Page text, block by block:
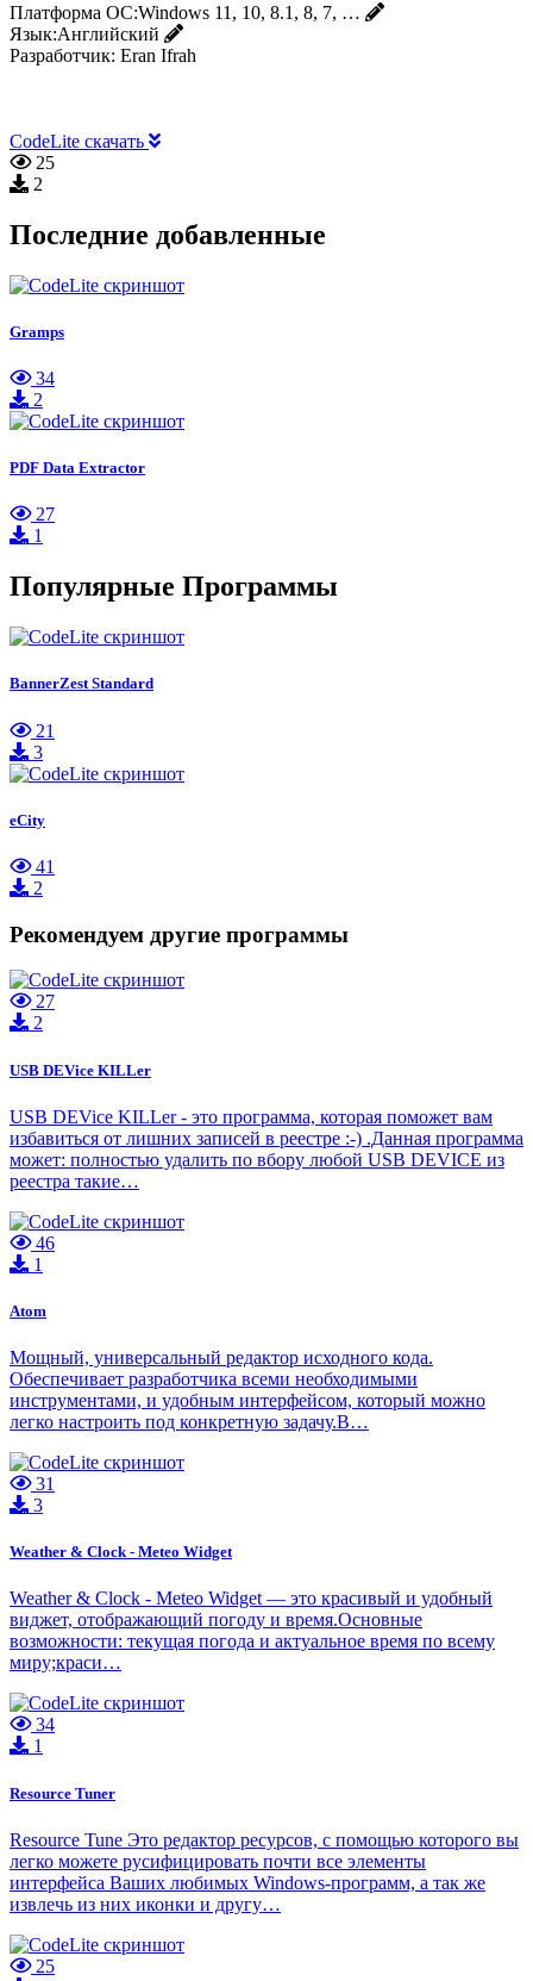
Платформа ОС:Windows 11, 10, 8.1, 8, 7, …
Язык:Английский
Разработчик: Eran Ifrah
CodeLite скачать
25
2
Последние добавленные
Gramps
34
2
PDF Data Extractor
27
1
Популярные Программы
BannerZest Standard
21
3
eCity
41
2
Рекомендуем другие программы
27
2
USB DEVice KILLer
USB DEVice KILLer - это программа, которая поможет вам
избавиться от лишних записей в реестре :-) .Данная программа
может: полностью удалить по вбору любой USB DEVICE из
реестра такие…
46
1
Atom
Мощный, универсальный редактор исходного кода.
Обеспечивает разработчика всеми необходимыми
инструментами, и удобным интерфейсом, который можно
легко настроить под конкретную задачу.В…
31
3
Weather & Clock - Meteo Widget
Weather & Clock - Meteo Widget — это красивый и удобный
виджет, отображающий погоду и время.Основные
возможности: текущая погода и актуальное время по всему
миру;краси…
34
1
Resource Tuner
Resource Tune Это редактор ресурсов, с помощью которого вы
легко можете русифицировать почти все элементы
интерфейса Ваших любимых Windows-программ, а так же
извлечь из них иконки и другу…
25